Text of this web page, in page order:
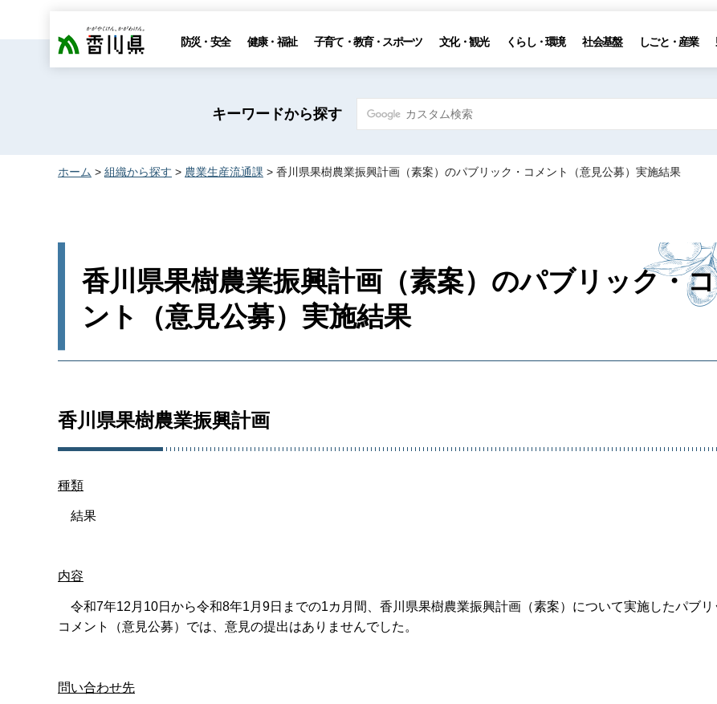
香川県 防災・安全 健康・福祉 子育て・教育・スポーツ 文化・観光 くらし・環境 社会基盤 しごと・産業
キーワードから探す
ホーム > 組織から探す > 農業生産流通課 > 香川県果樹農業振興計画（素案）のパブリック・コメント（意見公募）実施結果
香川県果樹農業振興計画（素案）のパブリック・
ント（意見公募）実施結果
香川県果樹農業振興計画
種類
結果
内容
令和7年12月10日から令和8年1月9日までの1カ月間、香川県果樹農業振興計画（素案）について実施したパブリ
コメント（意見公募）では、意見の提出はありませんでした。
問い合わせ先